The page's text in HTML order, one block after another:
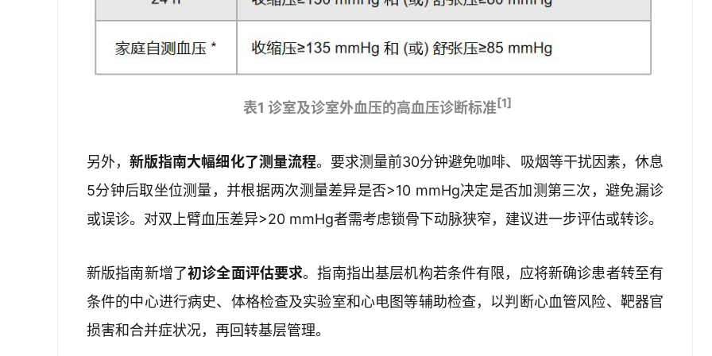
表1 诊室及诊室外血压的高血压诊断标准[1]
另外，新版指南大幅细化了测量流程。要求测量前30分钟避免咖啡、吸烟等干扰因素，休息
5分钟后取坐位测量，并根据两次测量差异是否>10 mmHg决定是否加测第三次，避免漏诊
或误诊。对双上臂血压差异>20 mmHg者需考虑锁骨下动脉狭窄，建议进一步评估或转诊。
新版指南新增了初诊全面评估要求。指南指出基层机构若条件有限，应将新确诊患者转至有
条件的中心进行病史、体格检查及实验室和心电图等辅助检查，以判断心血管风险、靶器官
损害和合并症状况，再回转基层管理。